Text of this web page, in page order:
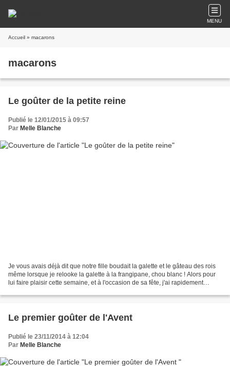
MENU
Accueil » macarons
macarons
Le goûter de la petite reine
Publié le 12/01/2015 à 09:57
Par Melle Blanche
Je vous avais déjà dit que notre fille boudait la galette et le gâteau des rois
même lorsque je relooke la galette à la frangipane, chou blanc ! Alors pour
lui faire plaisir cette semaine, et à l'occasion de sa fête, j'ai rapidement
Le premier goûter de l'Avent
Publié le 23/11/2014 à 12:04
Par Melle Blanche